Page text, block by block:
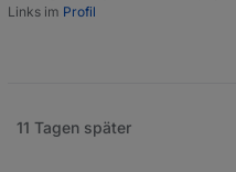
Links im Profil
11 Tagen später